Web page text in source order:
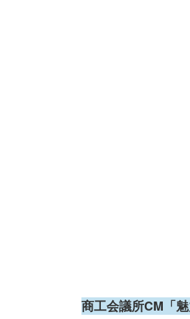
商工会議所CM「